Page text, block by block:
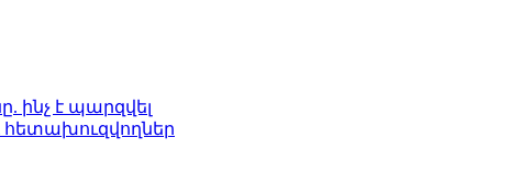
ինչ է պարզվել
հետախուզվողներ